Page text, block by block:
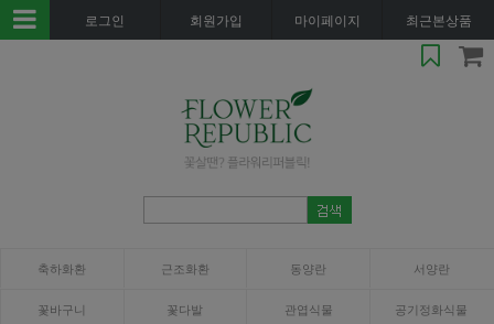
로그인 회원가입 마이페이지 최근본상품
축하화환 근조화환 동양란 서양란
꽃바구니 꽃다발 관엽식물 공기정화식물